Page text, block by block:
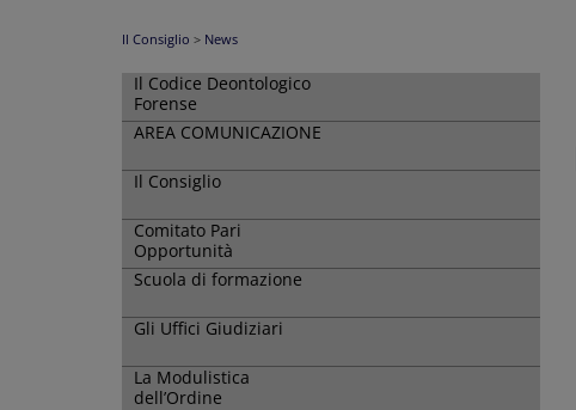
Il Consiglio > News
Il Codice Deontologico
Forense
AREA COMUNICAZIONE
Il Consiglio
Comitato Pari
Opportunità
Scuola di formazione
Gli Uffici Giudiziari
La Modulistica
dell’Ordine